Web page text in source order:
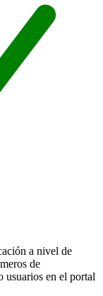
a nivel de
de
usuarios en el portal